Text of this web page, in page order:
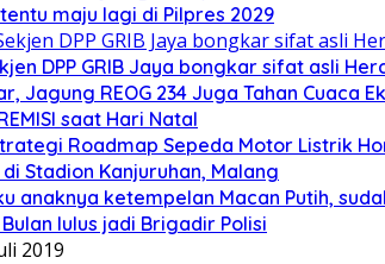
maju lagi di Pilpres 2029
DPP GRIB Jaya bongkar sifat asli
Jagung REOG 234 Juga Tahan Cuaca
saat Hari Natal
Roadmap Sepeda Motor Listrik
Stadion Kanjuruhan, Malang
anaknya ketempelan Macan Putih,
lulus jadi Brigadir Polisi
2019